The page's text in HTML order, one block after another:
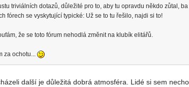
triviálních dotazů, důležité pro to, aby tu opravdu někdo zůtal,
fórech se vyskytující typické: Už se to tu řešilo, najdi si to!
že se toto fórum nehodlá změnit na klubík elitářů.
za ochotu...
další je důležitá dobrá atmosféra. Lidé si sem